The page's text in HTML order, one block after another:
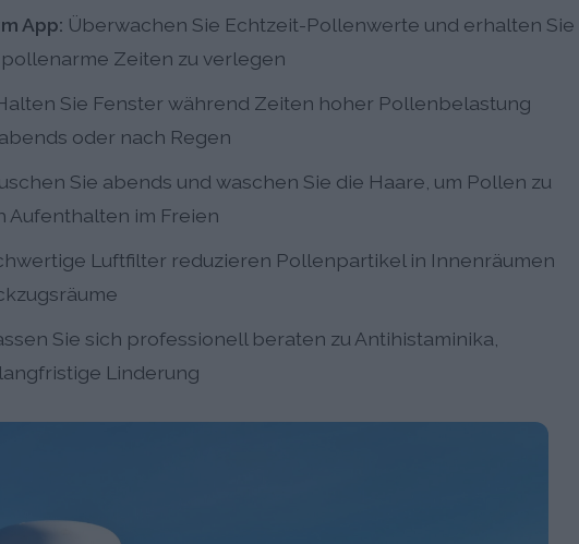
App: Überwachen Sie Echtzeit-Pollenwerte und erhalten Sie
Zeiten zu verlegen
Sie Fenster während Zeiten hoher Pollenbelastung
oder nach Regen
Sie abends und waschen Sie die Haare, um Pollen zu
Aufenthalten im Freien
Luftfilter reduzieren Pollenpartikel in Innenräumen
Sie sich professionell beraten zu Antihistaminika,
Linderung